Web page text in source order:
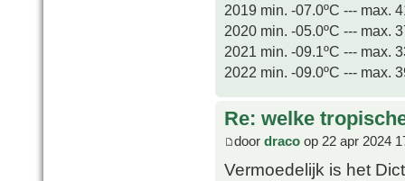
2019 min. -07.0ºC --- max.
2020 min. -05.0ºC --- max.
2021 min. -09.1ºC --- max.
2022 min. -09.0ºC --- max.
Re: welke
door draco op 22 apr 2024
Vermoedelijk is het